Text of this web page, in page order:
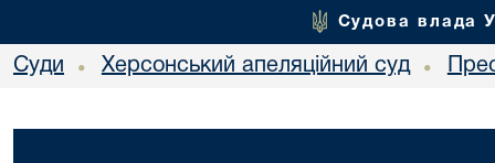
Судова влада
Суди • Херсонський апеляційний суд •